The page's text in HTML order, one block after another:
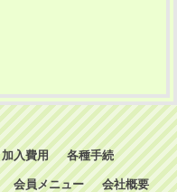
加入費用 各種手続
会員メニュー 会社概要